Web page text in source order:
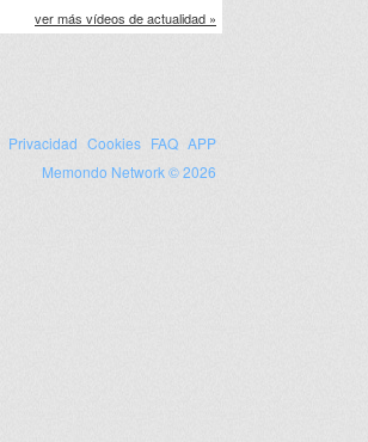
ver más vídeos de actualidad »
Privacidad Cookies FAQ APP
Memondo Network © 2026